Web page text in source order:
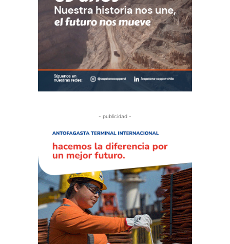
- publicidad -